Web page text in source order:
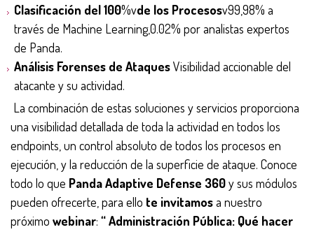
Clasificación del 100%vde los Procesosv99,98% a
través de Machine Learning,0.02% por analistas expertos
de Panda.
Análisis Forenses de AtaquesVisibilidad accionable del
atacante y su actividad.
La combinación de estas soluciones y servicios proporciona
una visibilidad detallada de toda la actividad en todos los
endpoints, un control absoluto de todos los procesos en
ejecución, y la reducción de la superficie de ataque. Conoce
todo lo que Panda Adaptive Defense 360y sus módulos
pueden ofrecerte, para ello te invitamosa nuestro
próximo webinar: “ Administración Pública: Qué hacer